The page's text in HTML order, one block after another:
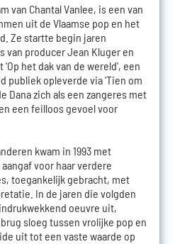
van Chantal Vanlee, is een van
uit de Vlaamse pop en het
Ze startte begin jaren
van producer Jean Kluger en
het dak van de wereld', een
publiek opleverde via 'Tien om
Dana zich als een zangeres met
een feilloos gevoel voor
kwam in 1993 met
voor haar verdere
toegankelijk gebracht, met
In de jaren die volgden
oeuvre uit,
sloeg tussen vrolijke pop en
uit tot een vaste waarde op